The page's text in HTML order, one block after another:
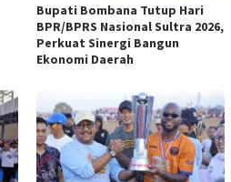
Bupati Bombana Tutup Hari
BPR/BPRS Nasional Sultra 2026,
Perkuat Sinergi Bangun
Ekonomi Daerah